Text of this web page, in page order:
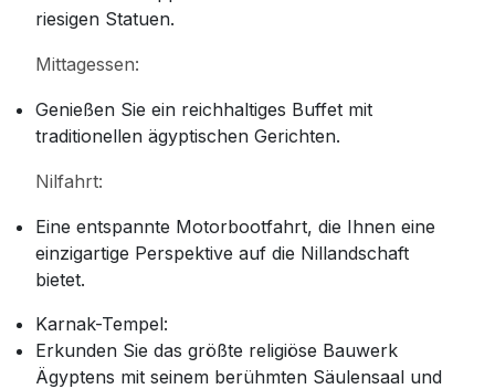
riesigen Statuen.
Mittagessen:
Genießen Sie ein reichhaltiges Buffet mit
traditionellen ägyptischen Gerichten.
Nilfahrt:
Eine entspannte Motorbootfahrt, die Ihnen eine
einzigartige Perspektive auf die Nillandschaft
bietet.
Karnak-Tempel:
Erkunden Sie das größte religiöse Bauwerk
Ägyptens mit seinem berühmten Säulensaal und